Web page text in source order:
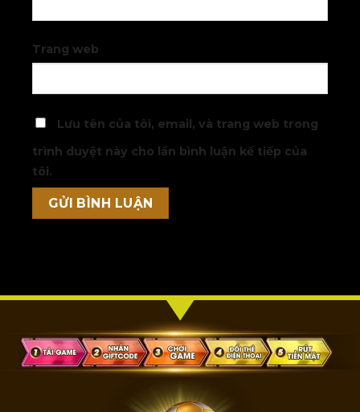
Trang web
Lưu tên của tôi, email, và trang web trong
trình duyệt này cho lần bình luận kế tiếp của
tôi.